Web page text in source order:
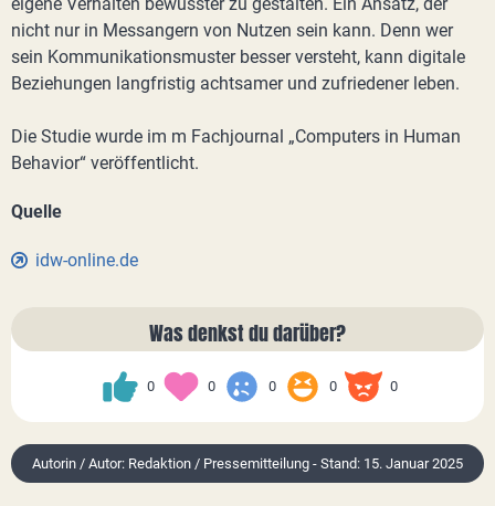
nicht nur in Messangern von Nutzen sein kann. Denn wer
sein Kommunikationsmuster besser versteht, kann digitale
Beziehungen langfristig achtsamer und zufriedener leben.
Die Studie wurde im m Fachjournal „Computers in Human
Behavior“ veröffentlicht.
Quelle
idw-online.de
Was denkst du darüber?
0 0 0 0 0
Autorin / Autor: Redaktion / Pressemitteilung - Stand: 15. Januar 2025